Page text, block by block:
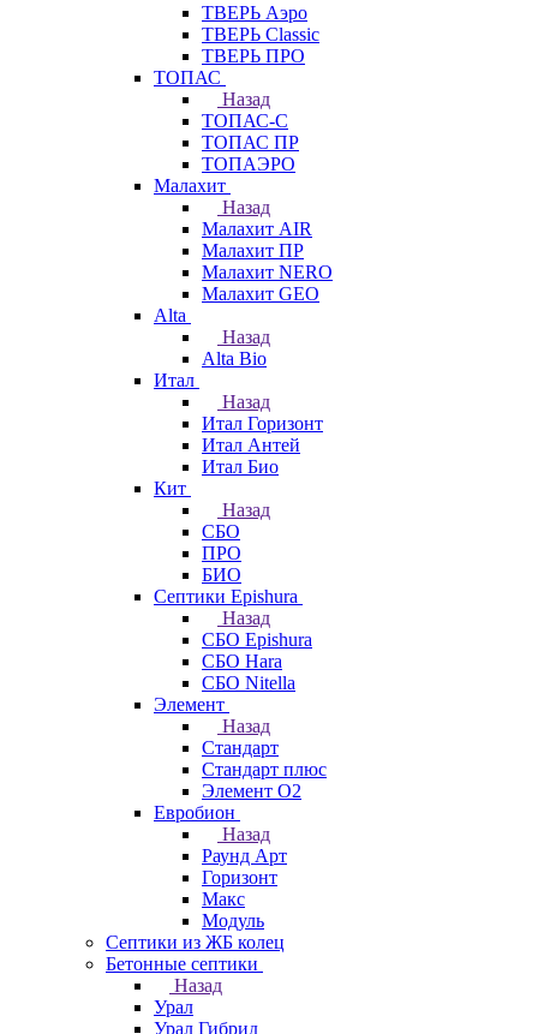
ТВЕРЬ Аэро
ТВЕРЬ Classic
ТВЕРЬ ПРО
ТОПАС
Назад
ТОПАС-С
ТОПАС ПР
ТОПАЭРО
Малахит
Назад
Малахит AIR
Малахит ПР
Малахит NERO
Малахит GEO
Alta
Назад
Alta Bio
Итал
Назад
Итал Горизонт
Итал Антей
Итал Био
Кит
Назад
СБО
ПРО
БИО
Септики Epishura
Назад
СБО Epishura
СБО Hara
СБО Nitella
Элемент
Назад
Стандарт
Стандарт плюс
Элемент О2
Евробион
Назад
Раунд Арт
Горизонт
Макс
Модуль
Септики из ЖБ колец
Бетонные септики
Назад
Урал
Урал Гибрид